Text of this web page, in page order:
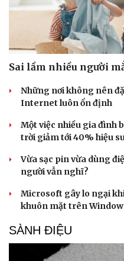
Du lịch
Tư vấn
Săn Tour
Sai lầm nhiều người
Những nơi không nên
Internet luôn ổn định
Một việc nhiều gia đình
trời giảm tới 40% hiệu
Vừa sạc pin vừa dùng
người vẫn nghĩ?
Microsoft gây lo ngại
khuôn mặt trên
SÀNH ĐIỆU